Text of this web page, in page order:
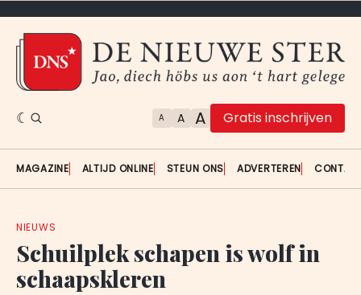
A A A Gratis inschrijven
MAGAZINE ALTIJD ONLINE STEUN ONS ADVERTEREN
NIEUWS
Schuilplek schapen is wolf in
schaapskleren